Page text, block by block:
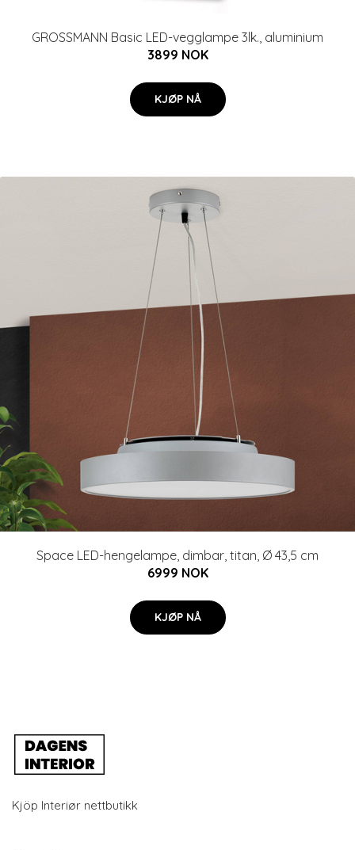
GROSSMANN Basic LED-vegglampe 3lk., aluminium
3899 NOK
KJØP NÅ
Space LED-hengelampe, dimbar, titan, Ø 43,5 cm
6999 NOK
KJØP NÅ
Kjöp Interiør nettbutikk